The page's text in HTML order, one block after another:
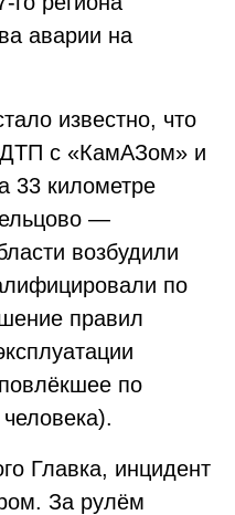
аварии на
известно, что
ДТП с «КамАЗом» и
33 километре
—
возбудили
по
правил
по
Главка, инцидент
За рулём